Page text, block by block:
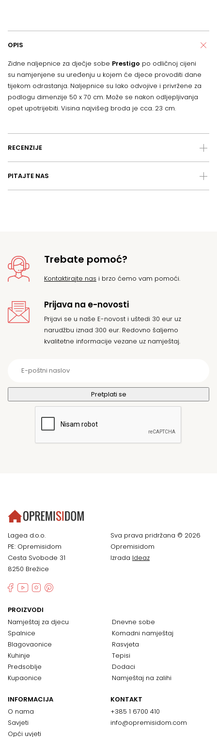
OPIS
Zidne naljepnice za dječje sobe Prestigo po odličnoj cijeni
su namjenjene su uređenju u kojem će djece provoditi dane
tijekom odrastanja. Naljepnice su lako odvojive i privržene za
podlogu dimenzije 50 x 70 cm. Može se nakon odljepljivanja
opet upotrijebiti. Visina najvišeg broda je cca. 23 cm.
RECENZIJE
PITAJTE NAS
Trebate pomoć?
Kontaktirajte nas i brzo ćemo vam pomoći.
Prijava na e-novosti
Prijavi se u naše E-novost i uštedi 30 eur uz
narudžbu iznad 300 eur. Redovno šaljemo
kvalitetne informacije vezane uz namještaj.
Lagea d.o.o.
PE: Opremisidom
Cesta Svobode 31
8250 Brežice
Sva prava pridržana © 2026
Opremisidom
Izrada Ideaz
PROIZVODI
Namještaj za djecu
Spalnice
Blagovaonice
Kuhinje
Predsoblje
Kupaonice
Dnevne sobe
Komadni namještaj
Rasvjeta
Tepisi
Dodaci
Namještaj na zalihi
INFORMACIJA
O nama
Savjeti
Opći uvjeti
KONTAKT
+385 1 6700 410
info@opremisidom.com